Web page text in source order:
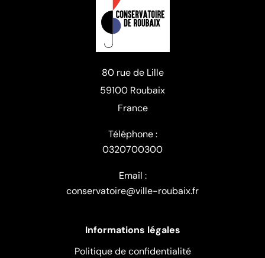
80 rue de Lille
59100 Roubaix
France
Téléphone :
0320700300
Email :
conservatoire@ville-roubaix.fr
Informations légales
Politique de confidentialité